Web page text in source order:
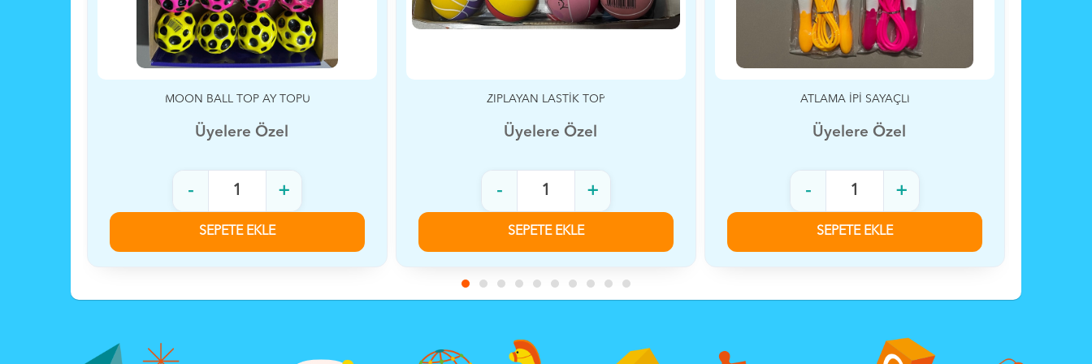
ZIPLAYAN LASTİK TOP
Üyelere Özel
- +
SEPETE EKLE
ATLAMA İPİ SAYAÇLI
Üyelere Özel
- +
SEPETE EKLE
5 NOPLS FUTBOL TOPU 200 GR
Üyelere Özel
- +
SEPETE EKLE